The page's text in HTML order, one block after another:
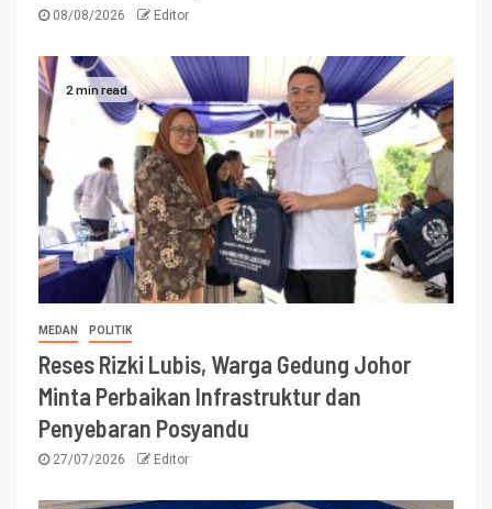
08/08/2026 Editor
2 min read
MEDAN POLITIK
Reses Rizki Lubis, Warga Gedung Johor
Minta Perbaikan Infrastruktur dan
Penyebaran Posyandu
27/07/2026 Editor